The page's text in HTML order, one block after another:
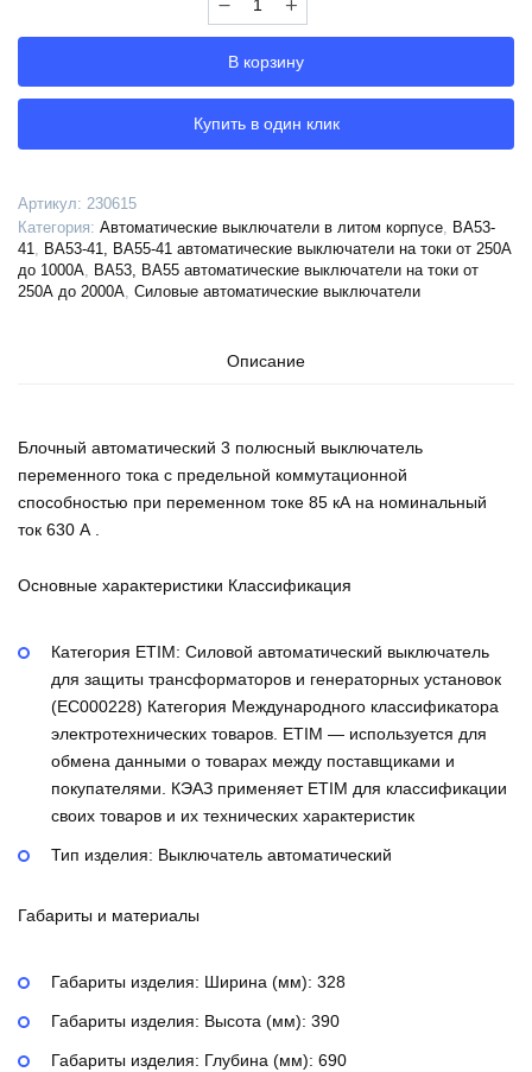
Выключатель
ВА53-
41-
341850-
630А-690AC-
КЭАЗ,
230615
В корзину
Купить в один клик
Артикул: 230615
Категория: Автоматические выключатели в литом корпусе
ВА53-
41
ВА53-41, ВА55-41 автоматические выключатели на токи от 250А
до 1000А
ВА53, ВА55 автоматические выключатели на токи от
250А до 2000А Силовые автоматические выключатели
Описание
Блочный автоматический 3 полюсный выключатель
переменного тока с предельной коммутационной
способностью при переменном токе 85 кА на номинальный
ток 630 А .
Основные характеристики Классификация
Категория ETIM: Силовой автоматический выключатель
для защиты трансформаторов и генераторных установок
(EC000228) Категория Международного классификатора
электротехнических товаров. ETIM — используется для
обмена данными о товарах между поставщиками и
покупателями. КЭАЗ применяет ETIM для классификации
своих товаров и их технических характеристик
Тип изделия: Выключатель автоматический
Габариты и материалы
Габариты изделия: Ширина (мм): 328
Габариты изделия: Высота (мм): 390
Габариты изделия: Глубина (мм): 690